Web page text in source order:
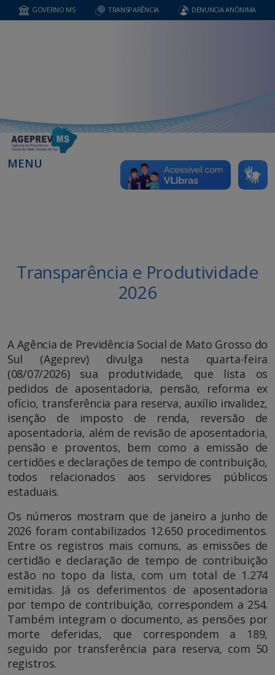
GOVERNO MS TRANSPARÊNCIA DENUNCIA ANÔNIMA
MENU
Transparência e Produtividade
2026
A Agência de Previdência Social de Mato Grosso do
Sul (Ageprev) divulga nesta quarta-feira
(08/07/2026) sua produtividade, que lista os
pedidos de aposentadoria, pensão, reforma ex
ofício, transferência para reserva, auxílio invalidez,
isenção de imposto de renda, reversão de
aposentadoria, além de revisão de aposentadoria,
pensão e proventos, bem como a emissão de
certidões e declarações de tempo de contribuição,
todos relacionados aos servidores públicos
estaduais.
Os números mostram que de janeiro a junho de
2026 foram contabilizados 12.650 procedimentos.
Entre os registros mais comuns, as emissões de
certidão e declaração de tempo de contribuição
estão no topo da lista, com um total de 1.274
emitidas. Já os deferimentos de aposentadoria
por tempo de contribuição, correspondem a 254.
Também integram o documento, as pensões por
morte deferidas, que correspondem a 189,
seguido por transferência para reserva, com 50
registros.